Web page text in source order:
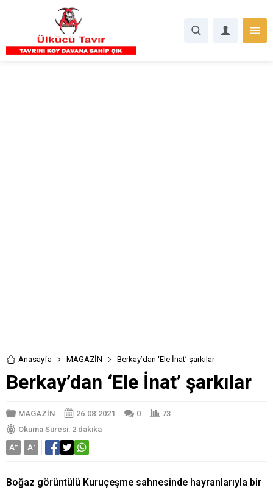
Anasayfa MAGAZİN Berkay’dan ‘Ele İnat’ şarkılar
Berkay’dan ‘Ele İnat’ şarkılar
MAGAZİN 26.08.2021 0
73
Okuma Süresi: 2 dakika
A+ A-
Boğaz görüntülü Kuruçeşme sahnesinde hayranlarıyla bir